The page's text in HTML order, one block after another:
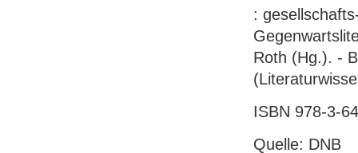
:
Roth (Hg.). -
ISBN 978-3-
Quelle: DNB